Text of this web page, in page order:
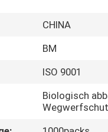
CHINA
BM
ISO 9001
Biologisch